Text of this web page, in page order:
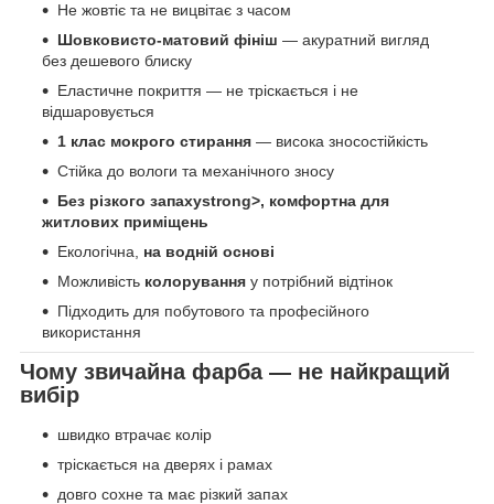
Не жовтіє та не вицвітає з часом
Шовковисто-матовий фініш — акуратний вигляд
без дешевого блиску
Еластичне покриття — не тріскається і не
відшаровується
1 клас мокрого стирання — висока зносостійкість
Стійка до вологи та механічного зносу
Без різкого запахуstrong>, комфортна для
житлових приміщень
Екологічна, на водній основі
Можливість колорування у потрібний відтінок
Підходить для побутового та професійного
використання
Чому звичайна фарба — не найкращий
вибір
швидко втрачає колір
тріскається на дверях і рамах
довго сохне та має різкий запах